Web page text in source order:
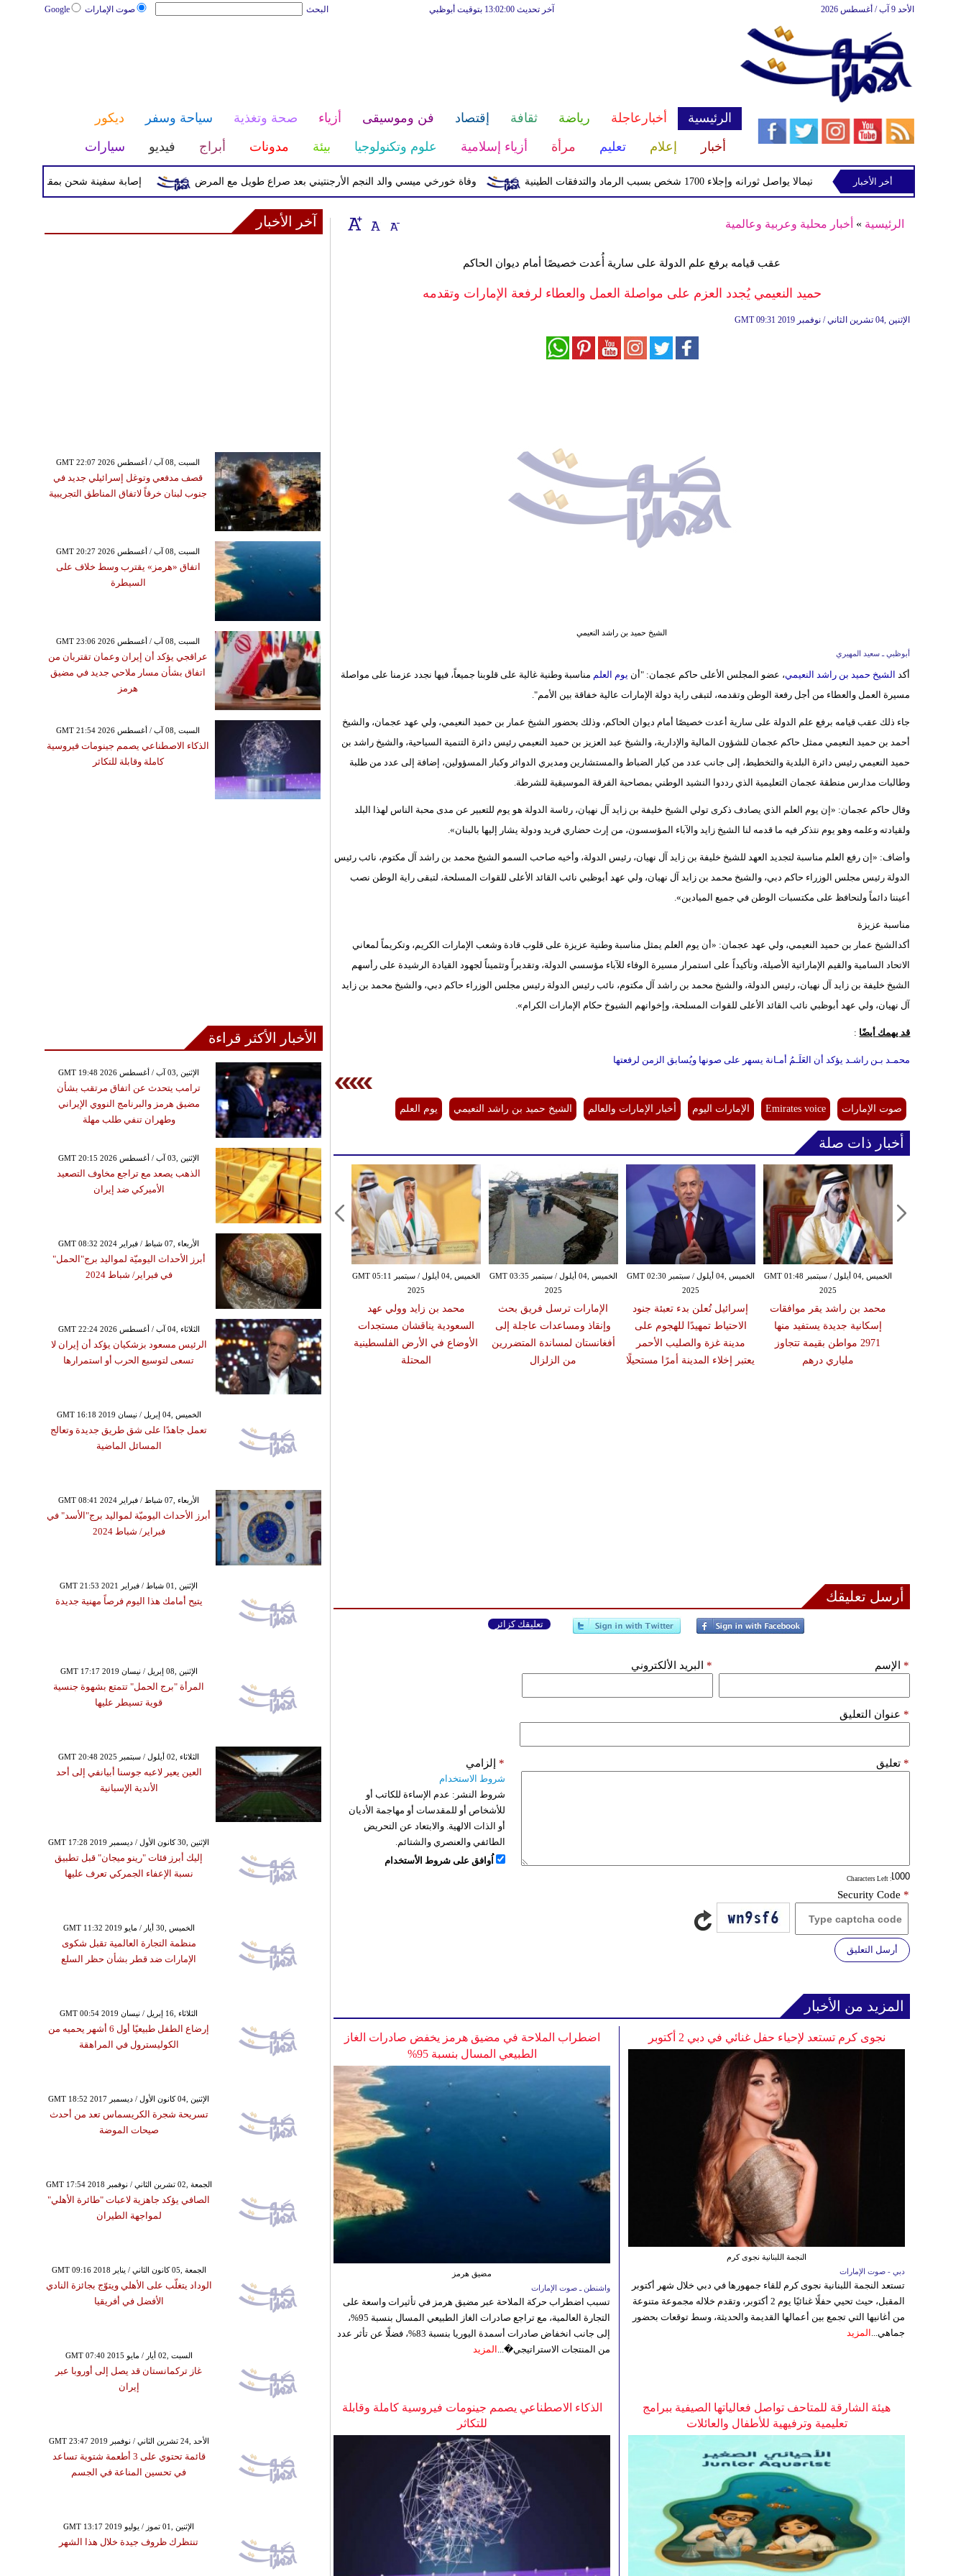
صوت الإمارات Google البحث آخر تحديث 13:02:00 بتوقيت أبوظبي الأحد 9 آب / أغسطس 2026
الرئيسية أخبارعاجلة رياضة ثقافة إقتصاد فن وموسيقى أزياء صحة وتغذية سياحة وسفر
ديكور
أخبار
إعلام تعليم مرأة أزياء إسلامية علوم وتكنولوجيا بيئة مدونات أبراج فيديو سيارات
إصابة سفينة شحن بمقذوف مجهول قرب وفاة خورخي ميسي والد النجم الأرجنتيني بعد صراع طويل مع المرض بركان فويجو في جواتيمالا يواصل ثورانه وإجلاء 1700 شخص بسبب الرماد والتدفقات الطينية
أخر الأخبار
الرئيسية » أخبار محلية وعربية وعالمية
عقب قيامه برفع علم الدولة على سارية أُعدت خصيصًا أمام ديوان الحاكم
حميد النعيمي يُجدد العزم على مواصلة العمل والعطاء لرفعة الإمارات وتقدمه
GMT 09:31 2019 الإثنين ,04 تشرين الثاني / نوفمبر
الشيخ حميد بن راشد النعيمي
أبوظبي ـ سعيد المهيري
أكدالشيخ حميد بن راشد النعيمي، عضو المجلس الأعلى حاكم عجمان: "أن يوم العلم مناسبة وطنية غالية على قلوبنا جميعاً، فيها نجدد عزمنا على مواصلة
مسيرة العمل والعطاء من أجل رفعة الوطن وتقدمه، لتبقى راية دولة الإمارات عالية خفاقة بين الأمم".
جاء ذلك عقب قيامه برفع علم الدولة على سارية أعدت خصيصًا أمام ديوان الحاكم، وذلك بحضور الشيخ عمار بن حميد النعيمي، ولي عهد عجمان، والشيخ
أحمد بن حميد النعيمي ممثل حاكم عجمان للشؤون المالية والإدارية، والشيخ عبد العزيز بن حميد النعيمي رئيس دائرة التنمية السياحية، والشيخ راشد بن
حميد النعيمي رئيس دائرة البلدية والتخطيط، إلى جانب عدد من كبار الضباط والمستشارين ومديري الدوائر وكبار المسؤولين، إضافة إلى عدد من طلبة
وطالبات مدارس منطقة عجمان التعليمية الذي رددوا النشيد الوطني بمصاحبة الفرقة الموسيقية للشرطة.
وقال حاكم عجمان: «إن يوم العلم الذي يصادف ذكرى تولي الشيخ خليفة بن زايد آل نهيان، رئاسة الدولة هو يوم للتعبير عن مدى محبة الناس لهذا البلد
ولقيادته وعلمه وهو يوم نتذكر فيه ما قدمه لنا الشيخ زايد والآباء المؤسسون، من إرث حضاري فريد ودولة يشار إليها بالبنان».
وأضاف: «إن رفع العلم مناسبة لتجديد العهد للشيخ خليفة بن زايد آل نهيان، رئيس الدولة، وأخيه صاحب السمو الشيخ محمد بن راشد آل مكتوم، نائب رئيس
الدولة رئيس مجلس الوزراء حاكم دبي، والشيخ محمد بن زايد آل نهيان، ولي عهد أبوظبي نائب القائد الأعلى للقوات المسلحة، لتبقى راية الوطن نصب
أعيننا دائماً ولنحافظ على مكتسبات الوطن في جميع الميادين».
مناسبة عزيزة
أكدالشيخ عمار بن حميد النعيمي، ولي عهد عجمان: «أن يوم العلم يمثل مناسبة وطنية عزيزة على قلوب قادة وشعب الإمارات الكريم، وتكريماً لمعاني
الاتحاد السامية والقيم الإماراتية الأصيلة، وتأكيداً على استمرار مسيرة الوفاء للآباء مؤسسي الدولة، وتقديراً وتثميناً لجهود القيادة الرشيدة على رأسهم
الشيخ خليفة بن زايد آل نهيان، رئيس الدولة، والشيخ محمد بن راشد آل مكتوم، نائب رئيس الدولة رئيس مجلس الوزراء حاكم دبي، والشيخ محمد بن زايد
آل نهيان، ولي عهد أبوظبي نائب القائد الأعلى للقوات المسلحة، وإخوانهم الشيوخ حكام الإمارات الكرام».
قد يهمك أيضًا :
محمـد بـن راشـد يؤكد أن العَلَـمُ أمـانة يسهر على صونها ويُسابق الزمن لرفعتها
صوت الإمارات Emirates voice الإمارات اليوم أخبار الإمارات والعالم الشيخ حميد بن راشد النعيمي يوم العلم
أخبار ذات صلة
الخميس ,04 أيلول / سبتمبر GMT 05:11
2025
محمد بن زايد وولي عهد
السعودية يناقشان مستجدات
الأوضاع في الأرض الفلسطينية
المحتلة
الخميس ,04 أيلول / سبتمبر GMT 03:35
2025
الإمارات ترسل فريق بحث
وإنقاذ ومساعدات عاجلة إلى
أفغانستان لمساندة المتضررين
من الزلزال
الخميس ,04 أيلول / سبتمبر GMT 02:30
2025
إسرائيل تُعلن بدء تعبئة جنود
الاحتياط تمهيدًا للهجوم على
مدينة غزة والصليب الأحمر
يعتبر إخلاء المدينة أمرًا مستحيلًا
الخميس ,04 أيلول / سبتمبر GMT 01:48
2025
محمد بن راشد يقر موافقات
إسكانية جديدة يستفيد منها
2971 مواطن بقيمة تتجاوز
ملياري درهم
أرسل تعليقك
تعليقك كزائر
الإسم * البريد الألكتروني *
عنوان التعليق *
تعليق *
: Characters Left
إلزامي *
شروط الاستخدام
شروط النشر: عدم الإساءة للكاتب أو
للأشخاص أو للمقدسات أو مهاجمة الأديان
أو الذات الالهية. والابتعاد عن التحريض
الطائفي والعنصري والشتائم.
اُوافق على شروط الأستخدام
Security Code *
أرسل التعليق
المزيد من الأخبار
اضطراب الملاحة في مضيق هرمز يخفض صادرات الغاز
الطبيعي المسال بنسبة 95%
مضيق هرمز
واشنطن ـ صوت الإمارات
تسبب اضطراب حركة الملاحة عبر مضيق هرمز في تأثيرات واسعة على
التجارة العالمية، مع تراجع صادرات الغاز الطبيعي المسال بنسبة 95%،
إلى جانب انخفاض صادرات أسمدة اليوريا بنسبة 83%، فضلًا عن تأثر عدد
من المنتجات الاستراتيجي�... المزيد
نجوى كرم تستعد لإحياء حفل غنائي في دبي 2 أكتوبر
النجمة اللبنانية نجوى كرم
دبي - صوت الإمارات
تستعد النجمة اللبنانية نجوى كرم للقاء جمهورها في دبي خلال شهر أكتوبر
المقبل، حيث تحيي حفلًا غنائيًا يوم 2 أكتوبر، وتقدم خلاله مجموعة متنوعة
من أغانيها التي تجمع بين أعمالها القديمة والحديثة، وسط توقعات بحضور
جماهي... المزيد
الذكاء الاصطناعي يصمم جينومات فيروسية كاملة وقابلة
للتكاثر
هيئة الشارقة للمتاحف تواصل فعالياتها الصيفية ببرامج
تعليمية وترفيهية للأطفال والعائلات
آخر الأخبار
GMT 22:07 2026 السبت ,08 آب / أغسطس
قصف مدفعي وتوغل إسرائيلي جديد في
جنوب لبنان خرقاً لاتفاق المناطق التجريبية
GMT 20:27 2026 السبت ,08 آب / أغسطس
اتفاق «هرمز» يقترب وسط خلاف على
السيطرة
GMT 23:06 2026 السبت ,08 آب / أغسطس
عراقجي يؤكد أن إيران وعمان تقتربان من
اتفاق بشأن مسار ملاحي جديد في مضيق
هرمز
GMT 21:54 2026 السبت ,08 آب / أغسطس
الذكاء الاصطناعي يصمم جينومات فيروسية
كاملة وقابلة للتكاثر
الأخبار الأكثر قراءة
GMT 19:48 2026 الإثنين ,03 آب / أغسطس
ترامب يتحدث عن اتفاق مرتقب بشأن
مضيق هرمز والبرنامج النووي الإيراني
وطهران تنفي طلب مهلة
GMT 20:15 2026 الإثنين ,03 آب / أغسطس
الذهب يصعد مع تراجع مخاوف التصعيد
الأميركي ضد إيران
GMT 08:32 2024 الأربعاء ,07 شباط / فبراير
أبرز الأحداث اليوميّة لمواليد برج"الحمل"
في فبراير/ شباط 2024
GMT 22:24 2026 الثلاثاء ,04 آب / أغسطس
الرئيس مسعود بزشكيان يؤكد أن إيران لا
تسعى لتوسيع الحرب أو استمرارها
GMT 16:18 2019 الخميس ,04 إبريل / نيسان
تعمل جاهدًا على شق طريق جديدة وتعالج
المسائل الماضية
GMT 08:41 2024 الأربعاء ,07 شباط / فبراير
أبرز الأحداث اليوميّة لمواليد برج"الأسد" في
فبراير/ شباط 2024
GMT 21:53 2021 الإثنين ,01 شباط / فبراير
يتيح أمامك هذا اليوم فرصاً مهنية جديدة
GMT 17:17 2019 الإثنين ,08 إبريل / نيسان
المرأة "برج الحمل" تتمتع بشهوة جنسية
قوية تسيطر عليها
GMT 20:48 2025 الثلاثاء ,02 أيلول / سبتمبر
العين يعير لاعبه جوسنا أبيانفي إلى أحد
الأندية الإسبانية
GMT 17:28 2019 الإثنين ,30 كانون الأول / ديسمبر
إليك أبرز فئات "رينو ميجان" قبل تطبيق
نسبة الإعفاء الجمركي تعرف عليها
GMT 11:32 2019 الخميس ,30 أيار / مايو
منظمة التجارة العالمية تقبل شكوى
الإمارات ضد قطر بشأن حظر السلع
GMT 00:54 2019 الثلاثاء ,16 إبريل / نيسان
إرضاع الطفل طبيعيًا أول 6 أشهر يحميه من
الكوليسترول في المراهقة
GMT 18:52 2017 الإثنين ,04 كانون الأول / ديسمبر
تسريحة شجرة الكريسماس تعد من أحدث
صيحات الموضة
GMT 17:54 2018 الجمعة ,02 تشرين الثاني / نوفمبر
الصافي يؤكد جاهزية لاعبات "طائرة الأهلي"
لمواجهة الطيران
GMT 09:16 2018 الجمعة ,05 كانون الثاني / يناير
الوداد يتغلّب على الأهلي ويتوّج بجائزة النادي
الأفضل في أفريقيا
GMT 07:40 2015 السبت ,02 أيار / مايو
غاز تركمانستان قد يصل إلى أوروبا عبر
إيران
GMT 23:47 2019 الأحد ,24 تشرين الثاني / نوفمبر
قائمة تحتوي على 3 أطعمة شتوية تساعد
في تحسين المناعة في الجسم
GMT 13:17 2019 الإثنين ,01 تموز / يوليو
تنتظرك ظروف جيدة خلال هذا الشهر